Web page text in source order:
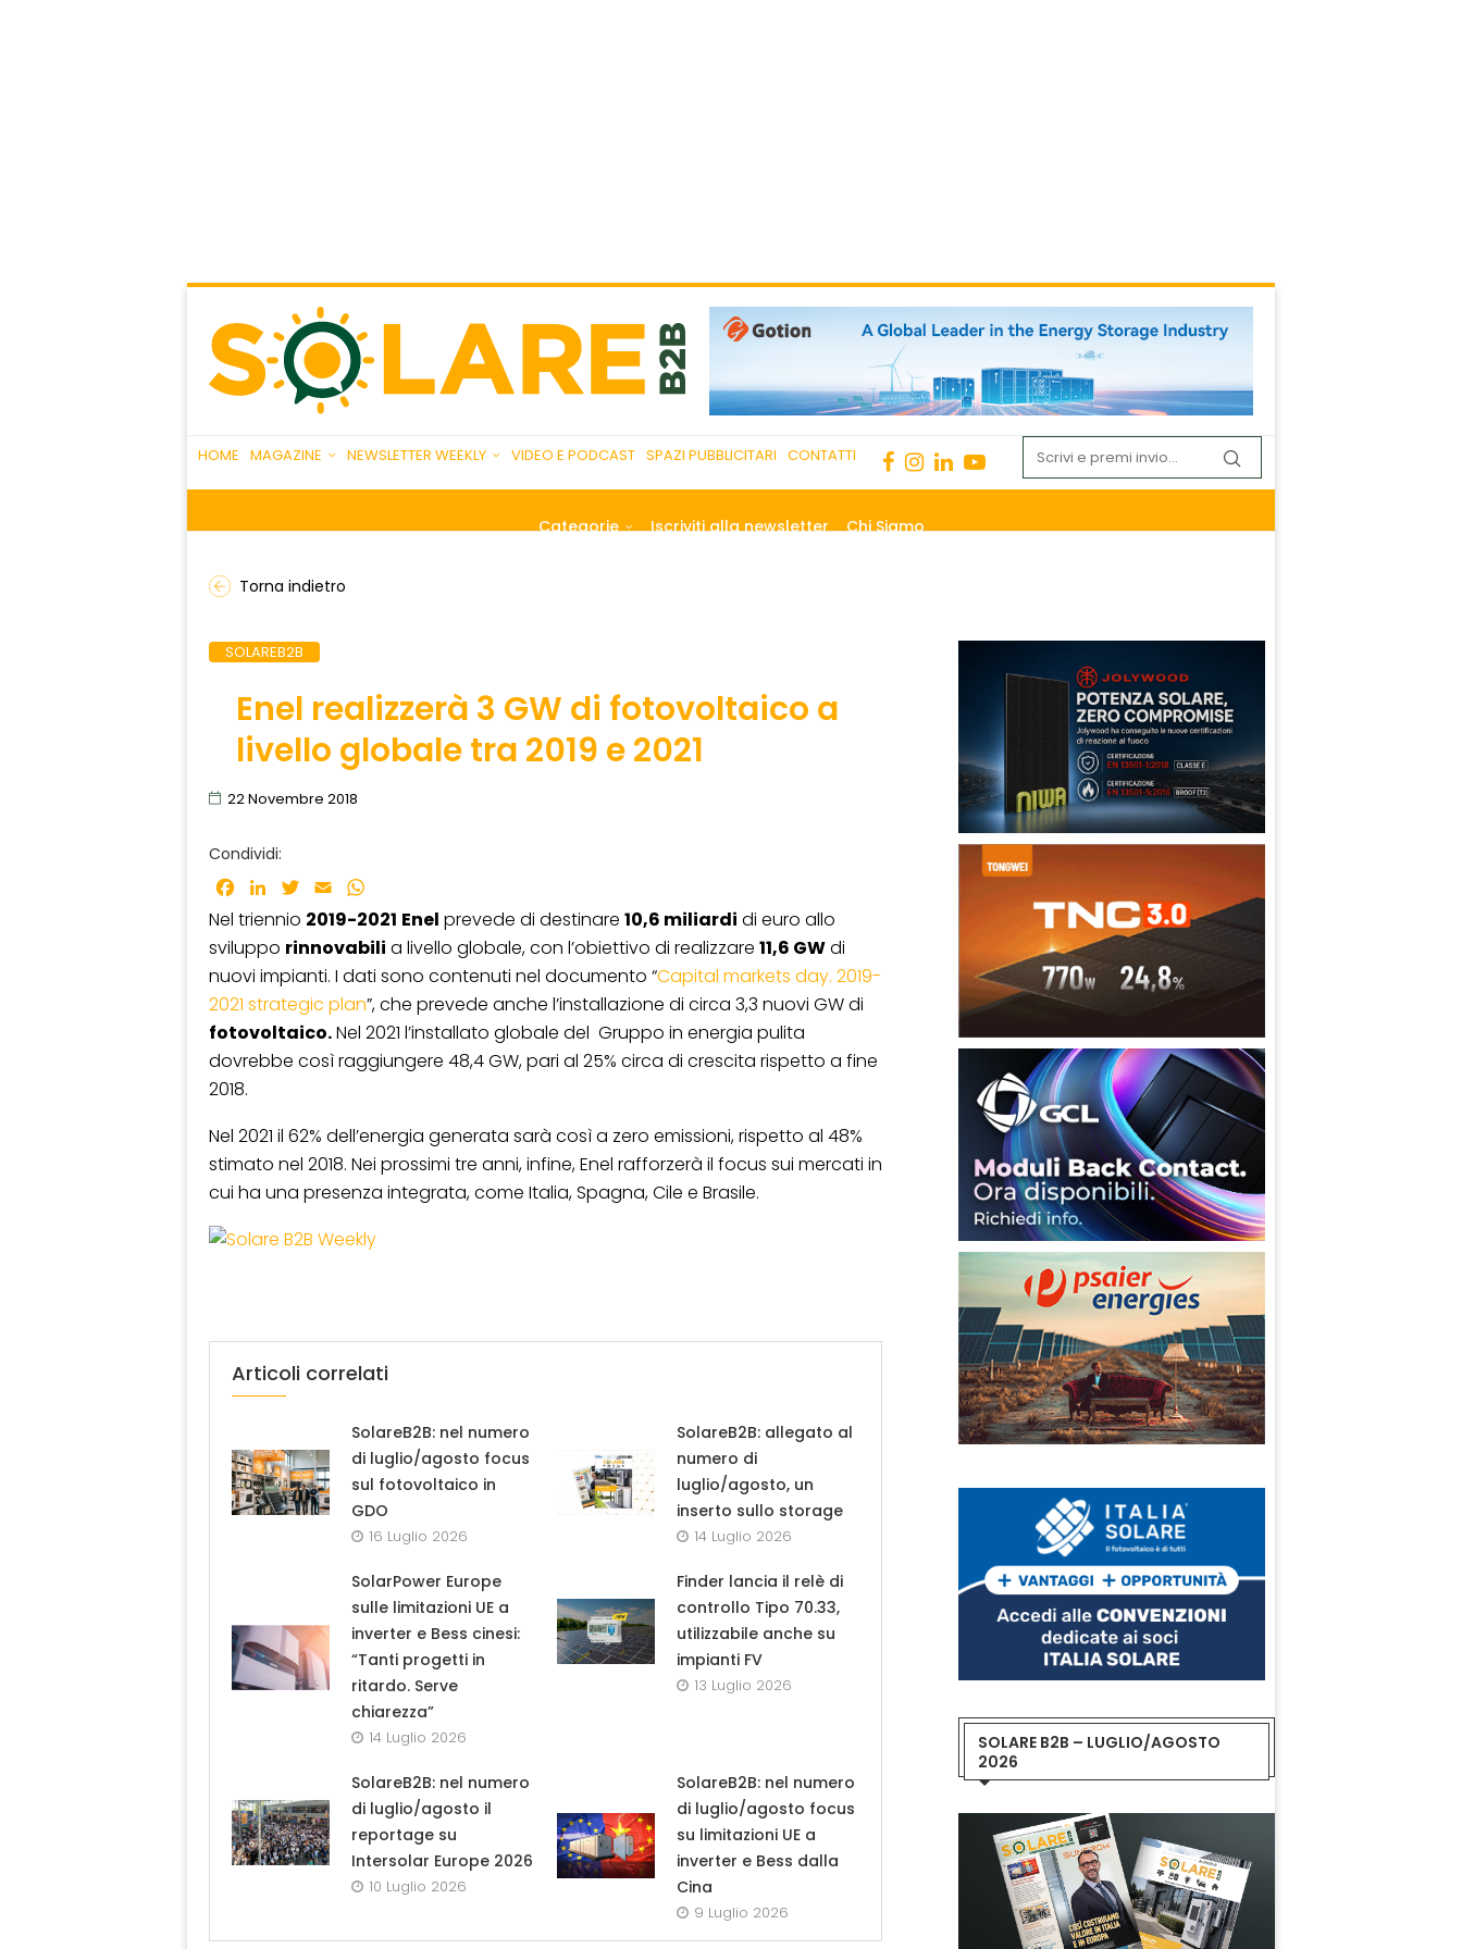
HOME MAGAZINE NEWSLETTER WEEKLY VIDEO E PODCAST SPAZI PUBBLICITARI CONTATTI
Categorie Iscriviti alla newsletter Chi Siamo
Torna indietro
SOLAREB2B
Enel realizzerà 3 GW di fotovoltaico a
livello globale tra 2019 e 2021
22 Novembre 2018
Condividi:
Facebook
LinkedInTwitter
Email
Nel triennio 2019-2021 Enel prevede di destinare 10,6 miliardi di euro allo
sviluppo rinnovabili a livello globale, con l’obiettivo di realizzare 11,6 GWdi
nuovi impianti. I dati sono contenuti nel documento “Capital markets day. 2019-
2021 strategic plan”, che prevede anche l’installazione di circa 3,3 nuovi GW di
fotovoltaico.Nel 2021 l’installato globale del Gruppo in energia pulita
dovrebbe così raggiungere 48,4 GW, pari al 25% circa di crescita rispetto a fine
2018.
Nel 2021 il 62% dell’energia generata sarà così a zero emissioni, rispetto al 48%
stimato nel 2018. Nei prossimi tre anni, infine, Enel rafforzerà il focus sui mercati in
cui ha una presenza integrata, come Italia, Spagna, Cile e Brasile.
Articoli correlati
SolareB2B: nel numero
di luglio/agosto focus
sul fotovoltaico in
GDO
16 Luglio 2026
SolareB2B: allegato al
numero di
luglio/agosto, un
inserto sullo storage
14 Luglio 2026
SolarPower Europe
sulle limitazioni UE a
inverter e Bess cinesi:
“Tanti progetti in
ritardo. Serve
chiarezza”
14 Luglio 2026
Finder lancia il relè di
controllo Tipo 70.33,
utilizzabile anche su
impianti FV
13 Luglio 2026
SolareB2B: nel numero
di luglio/agosto il
reportage su
Intersolar Europe 2026
10 Luglio 2026
SolareB2B: nel numero
di luglio/agosto focus
su limitazioni UE a
inverter e Bess dalla
Cina
9 Luglio 2026
SOLARE B2B – LUGLIO/AGOSTO
2026